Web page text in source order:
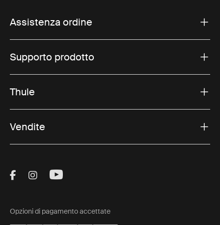
Assistenza ordine
Supporto prodotto
Thule
Vendite
Visit Thule on Facebook (external link)
Visit Thule on Instagram (external link)
Visit Thule on Youtube (external
Opzioni di pagamento accettate